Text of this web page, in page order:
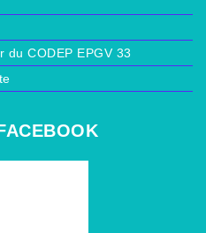
CODEP EPGV 33